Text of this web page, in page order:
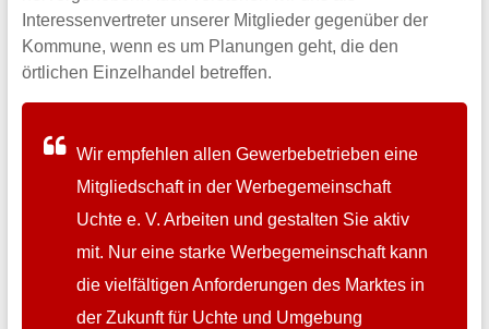
Interessenvertreter unserer Mitglieder gegenüber der
Kommune, wenn es um Planungen geht, die den
örtlichen Einzelhandel betreffen.
Wir empfehlen allen Gewerbebetrieben eine
Mitgliedschaft in der Werbegemeinschaft
Uchte e. V. Arbeiten und gestalten Sie aktiv
mit. Nur eine starke Werbegemeinschaft kann
die vielfältigen Anforderungen des Marktes in
der Zukunft für Uchte und Umgebung